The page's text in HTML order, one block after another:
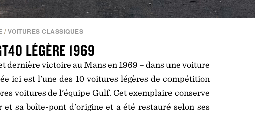
/ VOITURES CLASSIQUES
LÉGÈRE 1969
dernière victoire au Mans en 1969 – dans une voiture
ici est l'une des 10 voitures légères de compétition
voitures de l'équipe Gulf. Cet exemplaire conserve
et sa boîte-pont d'origine et a été restauré selon ses